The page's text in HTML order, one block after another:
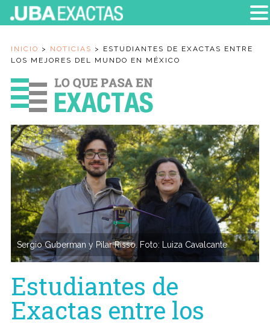
INICIO > NOTICIAS > ESTUDIANTES DE EXACTAS ENTRE
LOS MEJORES DEL MUNDO EN MÉXICO
Sergio Guberman y Pilar Risso. Foto: Luiza Cavalcante
Estudiantes de
Exactas entre los